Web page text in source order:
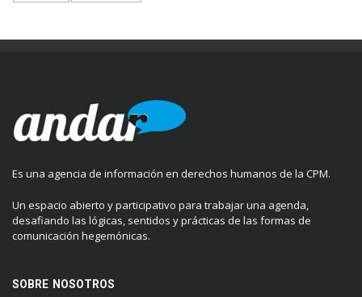
Es una agencia de información en derechos humanos de la CPM.
Un espacio abierto y participativo para trabajar una agenda,
desafiando las lógicas, sentidos y prácticas de las formas de
comunicación hegemónicas.
SOBRE NOSOTROS